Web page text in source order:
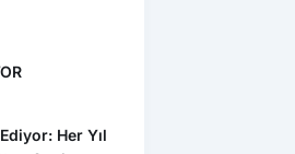
Her Yıl